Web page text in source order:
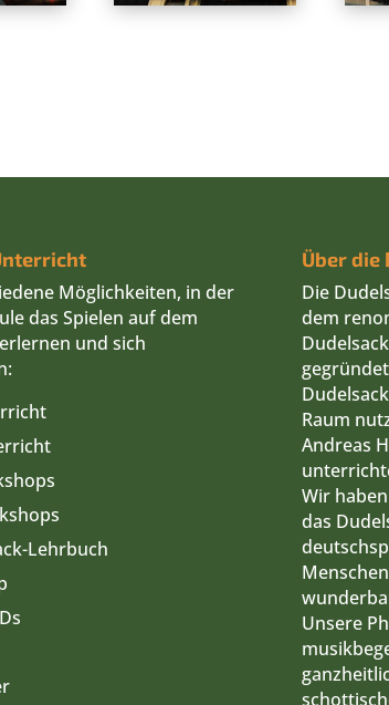
Möglichkeiten, in der
das Spielen auf dem
und sich
Lehrbuch
Über die
Die
dem
Raum
Andreas
Wir
das
Unsere